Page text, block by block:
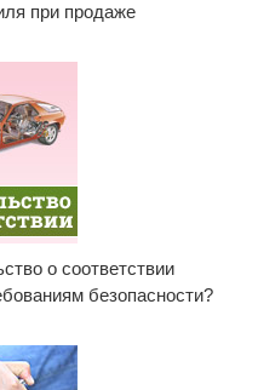
при продаже
о соответствии
безопасности?